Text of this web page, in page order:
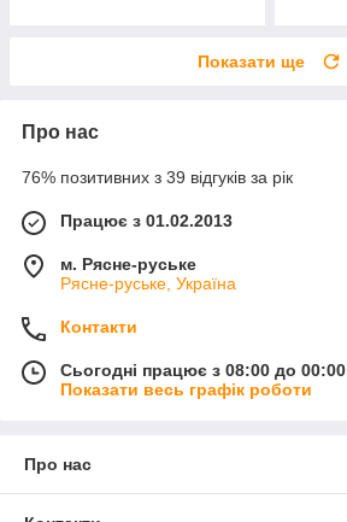
Показати ще
Про нас
76% позитивних з 39 відгуків за рік
Працює з 01.02.2013
м. Рясне-руське
Рясне-руське, Україна
Контакти
Сьогодні працює з 08:00 до 00:00
Показати весь графік роботи
Про нас